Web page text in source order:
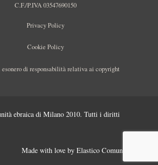
C.F./P.IVA 03547690150
Privacy Policy
Cookie Policy
di responsabilità relativa ai copyright
ebraica di Milano 2010. Tutti i diritti
Made with love by Elastico Comunicazione